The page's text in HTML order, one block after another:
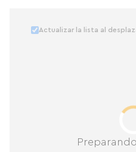
Actualizar la lista al